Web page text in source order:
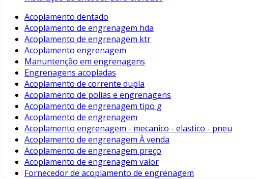
Acoplamento dentado
Acoplamento de engrenagem hda
Acoplamento de engrenagem ktr
Acoplamento engrenagem
Manuntenção em engrenagens
Engrenagens acopladas
Acoplamento de corrente dupla
Acoplamento de polias e engrenagens
Acoplamento de engrenagem tipo g
Acoplamento de engrenagem
Acoplamento engrenagem - mecanico - elastico - pneu
Acoplamento de engrenagem À venda
Acoplamento de engrenagem preço
Acoplamento de engrenagem valor
Fornecedor de acoplamento de engrenagem